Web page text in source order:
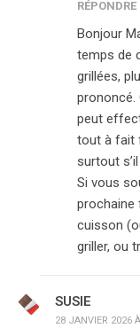
RÉPONDRE
Bonjour
temps de
grillées,
prononcé.
peut
tout à fait
surtout
Si vous
prochaine
cuisson
griller, ou
SUSIE
28 JANVIER 2026